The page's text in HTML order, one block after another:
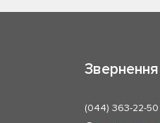
(044) 363-22-50